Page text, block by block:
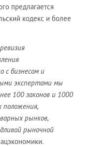
предлагается
кодекс и более
с бизнесом и
экспертами мы
100 законов и 1000
положения,
рынков,
рыночной